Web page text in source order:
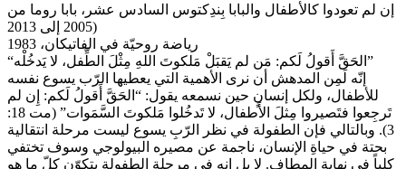
إن لم تعودوا كالأطفال والبابا بِندِكتوس السادس عشر، بابا روما من
2005 إلى 2013)
رياضة روحيّة في الفاتيكان، 1983
“الحَقَّ أَقولُ لَكم: مَن لم يَقبَلْ مَلكوتَ اللهِ مِثْلَ الطِّفل، لا يَدخُلْه”
إنّه لَمِن المدهش أن نرى الأهمية التي يعطيها الرّب يسوع نفسه
للأطفال، ولكل إنسانٍ حين نسمعه يقول: “الحَقَّ أَقولُ لَكم: إِن لم
تَرجِعوا فتَصيروا مِثلَ الأَطفال، لا تَدخُلوا مَلكوتَ السَّمَوات” (مت 18:
3). وبالتالي فإن الطفولة في نظر الرّبِ يسوع ليست مرحلة انتقالية
بحتة في حياةِ الإنسان، ناجمة عن مصيره البيولوجي وسوف تختفي
كلياً في نهاية المطاف. لا بل إنه في مرحلة الطفولة يتكوّن كلّ ما هو